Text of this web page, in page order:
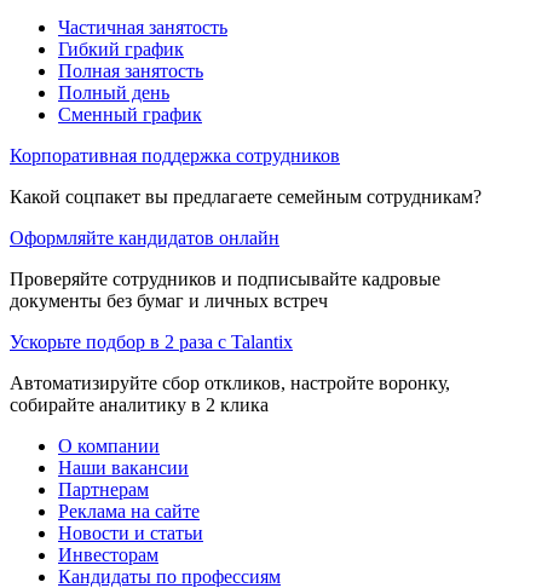
Частичная занятость
Гибкий график
Полная занятость
Полный день
Сменный график
Корпоративная поддержка сотрудников
Какой соцпакет вы предлагаете семейным сотрудникам?
Оформляйте кандидатов онлайн
Проверяйте сотрудников и подписывайте кадровые
документы без бумаг и личных встреч
Ускорьте подбор в 2 раза с Talantix
Автоматизируйте сбор откликов, настройте воронку,
собирайте аналитику в 2 клика
О компании
Наши вакансии
Партнерам
Реклама на сайте
Новости и статьи
Инвесторам
Кандидаты по профессиям